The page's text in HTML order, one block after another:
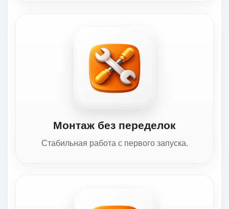
Монтаж без переделок
Стабильная работа с первого запуска.